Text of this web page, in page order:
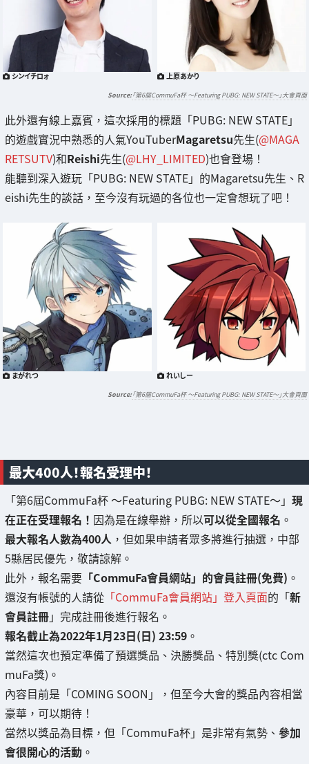
シンイチロォ 上原あかり
「第6屆CommuFa杯 〜Featuring PUBG: NEW STATE〜」大會頁面
此外還有線上嘉賓，這次採用的標題「PUBG: NEW STATE」
的遊戲實況中熟悉的人氣YouTuberMagaretsu先生(@MAGA
RETSUTV)和Reishi先生(@LHY_LIMITED)也會登場！
能聽到深入遊玩「PUBG: NEW STATE」的Magaretsu先生、R
eishi先生的談話，至今沒有玩過的各位也一定會想玩了吧！
まがれつ れいしー
「第6屆CommuFa杯 〜Featuring PUBG: NEW STATE〜」大會頁面
最大400人！報名受理中！
「第6屆CommuFa杯 〜Featuring PUBG: NEW STATE〜」 現
在正在受理報名！ 因為是在線舉辦，所以可以從全國報名 。
最大報名人數為400人 ，但如果申請者眾多將進行抽選，中部
5縣居民優先，敬請諒解。
此外，報名需要 「CommuFa會員網站」的會員註冊(免費) 。
還沒有帳號的人請從 「CommuFa會員網站」登入頁面的「新
會員註冊」完成註冊後進行報名。
報名截止為2022年1月23日(日) 23:59 。
當然這次也預定準備了預選獎品、決勝獎品、特別獎(ctc Com
muFa獎)。
內容目前是「COMING SOON」，但至今大會的獎品內容相當
豪華，可以期待！
當然以獎品為目標，但「CommuFa杯」是非常有氣勢、 參加
會很開心的活動 。